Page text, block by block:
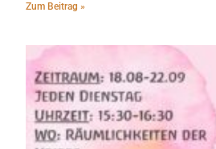
Zum Beitrag »